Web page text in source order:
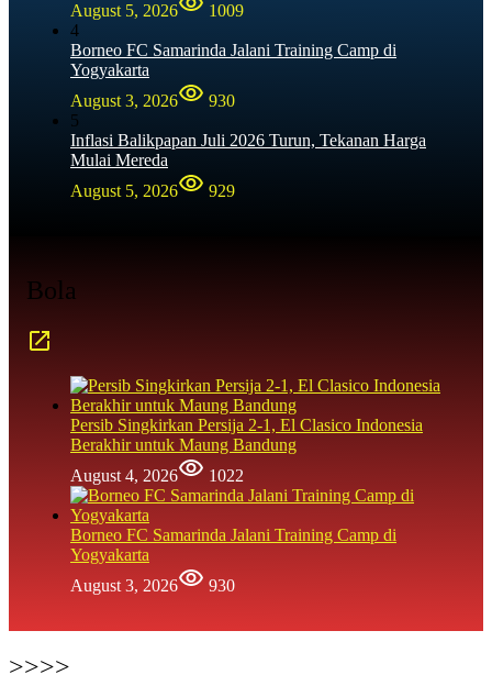
August 5, 2026
1009
4
Borneo FC Samarinda Jalani Training Camp di
Yogyakarta
August 3, 2026
930
5
Inflasi Balikpapan Juli 2026 Turun, Tekanan Harga
Mulai Mereda
August 5, 2026
929
Bola
Persib Singkirkan Persija 2-1, El Clasico Indonesia
Berakhir untuk Maung Bandung
August 4, 2026
1022
Borneo FC Samarinda Jalani Training Camp di
Yogyakarta
August 3, 2026
930
>>>>